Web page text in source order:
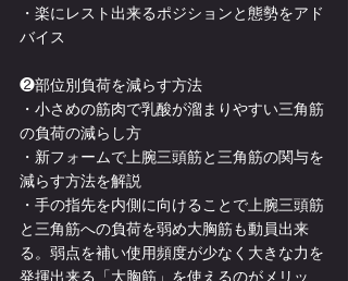
・楽にレスト出来るポジションと態勢をアド
バイス
❷部位別負荷を減らす方法
・小さめの筋肉で乳酸が溜まりやすい三角筋
の負荷の減らし方
・新フォームで上腕三頭筋と三角筋の関与を
減らす方法を解説
・手の指先を内側に向けることで上腕三頭筋
と三角筋への負荷を弱め大胸筋も動員出来
る。弱点を補い使用頻度が少なく大きな力を
発揮出来る「大胸筋」を使えるのがメリッ